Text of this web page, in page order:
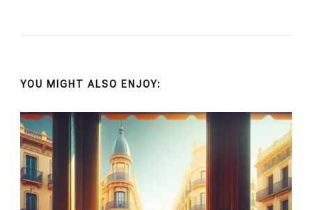
YOU MIGHT ALSO ENJOY: